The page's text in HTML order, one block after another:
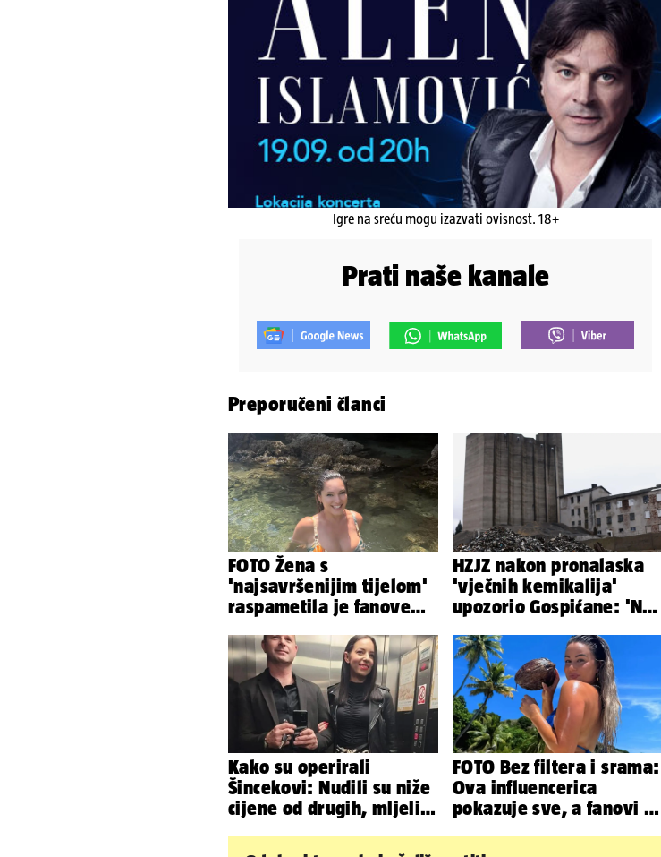
Igre na sreću mogu izazvati ovisnost. 18+
Prati naše kanale
Preporučeni članci
FOTO Žena s
'najsavršenijim tijelom'
raspametila je fanove
plićaka
HZJZ nakon pronalaska
'vječnih kemikalija'
upozorio Gospićane: 'Ne
Kako su operirali
Šincekovi: Nudili su niže
cijene od drugih, mljeli
FOTO Bez filtera i srama:
Ova influencerica
pokazuje sve, a fanovi je